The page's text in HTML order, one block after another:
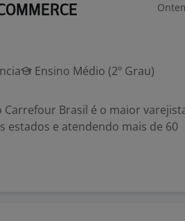
Ensino Médio (2º Grau)
Carrefour Brasil é o maior
estados e atendendo mais de 60